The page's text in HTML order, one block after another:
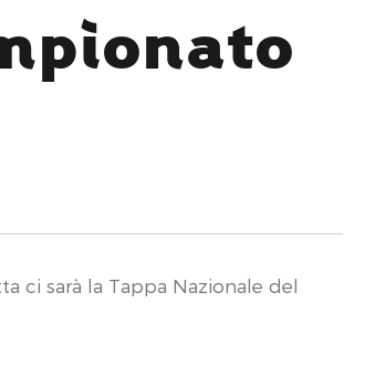
ci sarà la Tappa Nazionale del